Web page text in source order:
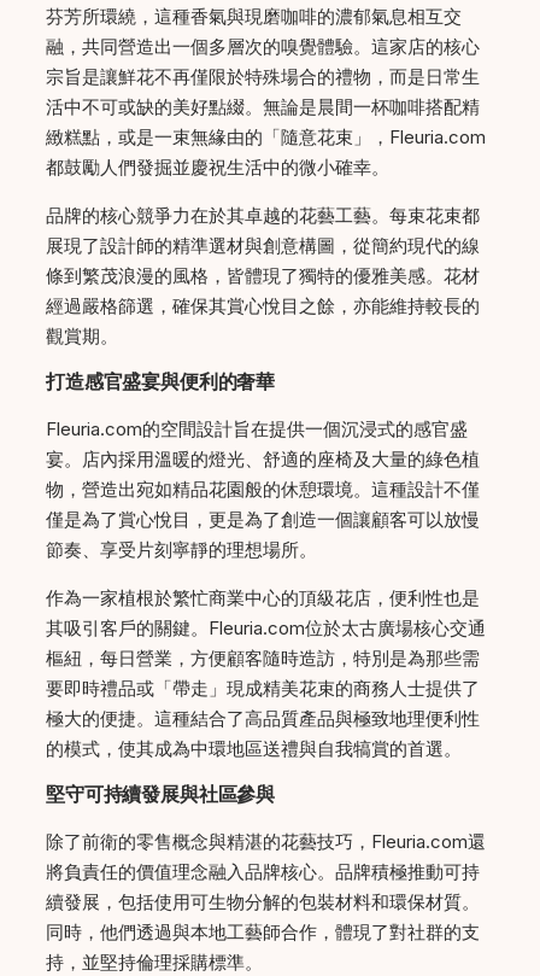
芬芳所環繞，這種香氣與現磨咖啡的濃郁氣息相互交
融，共同營造出一個多層次的嗅覺體驗。這家店的核心
宗旨是讓鮮花不再僅限於特殊場合的禮物，而是日常生
活中不可或缺的美好點綴。無論是晨間一杯咖啡搭配精
緻糕點，或是一束無緣由的「隨意花束」，Fleuria.com
都鼓勵人們發掘並慶祝生活中的微小確幸。
品牌的核心競爭力在於其卓越的花藝工藝。每束花束都
展現了設計師的精準選材與創意構圖，從簡約現代的線
條到繁茂浪漫的風格，皆體現了獨特的優雅美感。花材
經過嚴格篩選，確保其賞心悅目之餘，亦能維持較長的
觀賞期。
打造感官盛宴與便利的奢華
Fleuria.com的空間設計旨在提供一個沉浸式的感官盛
宴。店內採用溫暖的燈光、舒適的座椅及大量的綠色植
物，營造出宛如精品花園般的休憩環境。這種設計不僅
僅是為了賞心悅目，更是為了創造一個讓顧客可以放慢
節奏、享受片刻寧靜的理想場所。
作為一家植根於繁忙商業中心的頂級花店，便利性也是
其吸引客戶的關鍵。Fleuria.com位於太古廣場核心交通
樞紐，每日營業，方便顧客隨時造訪，特別是為那些需
要即時禮品或「帶走」現成精美花束的商務人士提供了
極大的便捷。這種結合了高品質產品與極致地理便利性
的模式，使其成為中環地區送禮與自我犒賞的首選。
堅守可持續發展與社區參與
除了前衛的零售概念與精湛的花藝技巧，Fleuria.com還
將負責任的價值理念融入品牌核心。品牌積極推動可持
續發展，包括使用可生物分解的包裝材料和環保材質。
同時，他們透過與本地工藝師合作，體現了對社群的支
持，並堅持倫理採購標準。